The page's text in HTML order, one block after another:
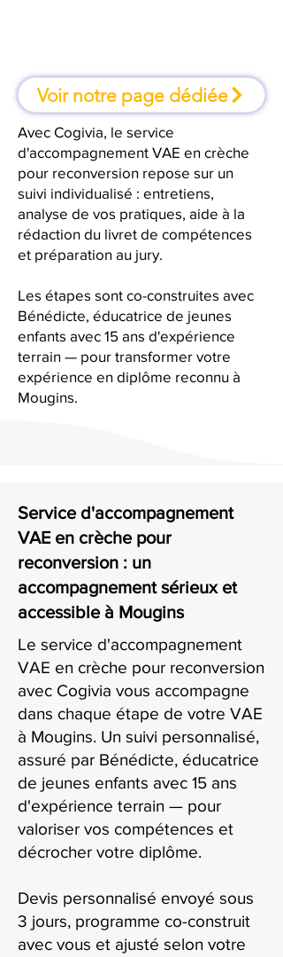
Voir notre page dédiée
Avec Cogivia, le service
d'accompagnement VAE en crèche
pour reconversion repose sur un
suivi individualisé : entretiens,
analyse de vos pratiques, aide à la
rédaction du livret de compétences
et préparation au jury.
Les étapes sont co-construites avec
Bénédicte, éducatrice de jeunes
enfants avec 15 ans d'expérience
terrain — pour transformer votre
expérience en diplôme reconnu à
Mougins.
Service d'accompagnement
VAE en crèche pour
reconversion : un
accompagnement sérieux et
accessible à Mougins
Le service d'accompagnement
VAE en crèche pour reconversion
avec Cogivia vous accompagne
dans chaque étape de votre VAE
à Mougins. Un suivi personnalisé,
assuré par Bénédicte, éducatrice
de jeunes enfants avec 15 ans
d'expérience terrain — pour
valoriser vos compétences et
décrocher votre diplôme.
Devis personnalisé envoyé sous
3 jours, programme co-construit
avec vous et ajusté selon votre